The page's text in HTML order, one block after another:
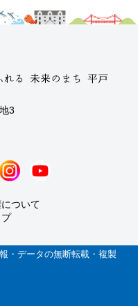
3
ついて
・データの無断転載・複製